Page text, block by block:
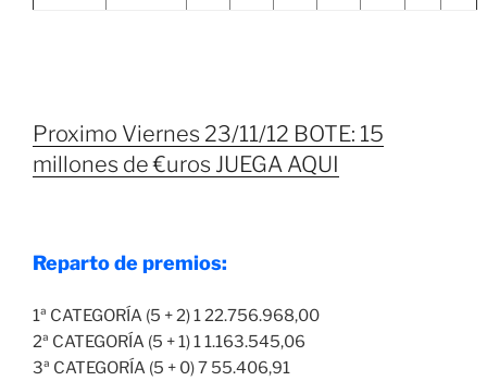
Proximo Viernes 23/11/12 BOTE: 15
millones de €uros JUEGA AQUI
Reparto de premios:
1ª CATEGORÍA (5 + 2) 1 22.756.968,00
2ª CATEGORÍA (5 + 1) 1 1.163.545,06
3ª CATEGORÍA (5 + 0) 7 55.406,91